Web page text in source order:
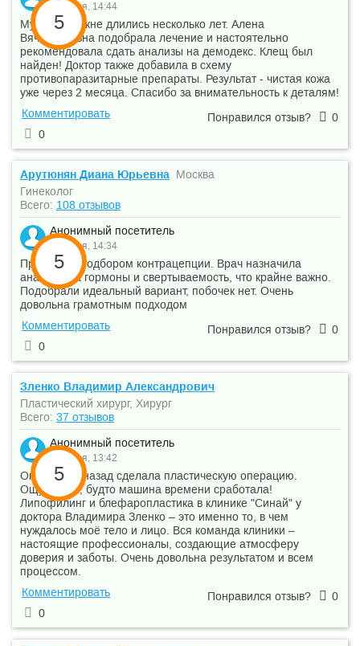
5
27 июля, 14:44
Мучения с акне длились несколько лет. Алена
Вячеславовна подобрала лечение и настоятельно
рекомендовала сдать анализы на демодекс. Клещ был
найден! Доктор также добавила в схему
противопаразитарные препараты. Результат - чистая кожа
уже через 2 месяца. Спасибо за внимательность к деталям!
Комментировать
Понравился отзыв?
0
0
Арутюнян Диана Юрьевна
Москва
Гинеколог
Всего: 108 отзывов
5
Анонимный посетитель
27 июля, 14:34
Пришла за подбором контрацепции. Врач назначила
анализы на гормоны и свертываемость, что крайне важно.
Подобрали идеальный вариант, побочек нет. Очень
довольна грамотным подходом
Комментировать
Понравился отзыв?
0
0
Зленко Владимир Александрович
Пластический хирург, Хирург
Всего: 37 отзывов
5
Анонимный посетитель
25 июля, 13:42
Около года назад сделала пластическую операцию.
Ощущение, будто машина времени сработала!
Липофилинг и блефаропластика в клинике "Синай" у
доктора Владимира Зленко – это именно то, в чем
нуждалось моё тело и лицо. Вся команда клиники –
настоящие профессионалы, создающие атмосферу
доверия и заботы. Очень довольна результатом и всем
процессом.
Комментировать
Понравился отзыв?
0
0